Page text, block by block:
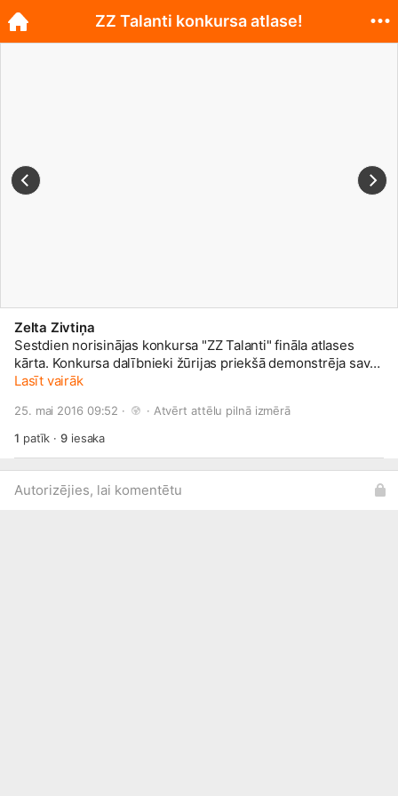
Zelta Zivtiņa
Sestdien norisinājas konkursa "ZZ Talanti" fināla atlases
kārta. Konkursa dalībnieki žūrijas priekšā demonstrēja savas
prasmes dziedāšanā, muzicēšanā, dejošanā, zīmēšanā,
Apsveicam talantīgos jauniešus, kuri jau 28. maijā cīnīsies
par galveno balvu - 1000 eiro sava talanta attīstīšanai.
Lasīt vairāk
25. mai 2016 09:52 · · Atvērt attēlu pilnā izmērā
1 patīk ·9iesaka
Autorizējies, lai komentētu
ZZ Talanti konkursa atlase!